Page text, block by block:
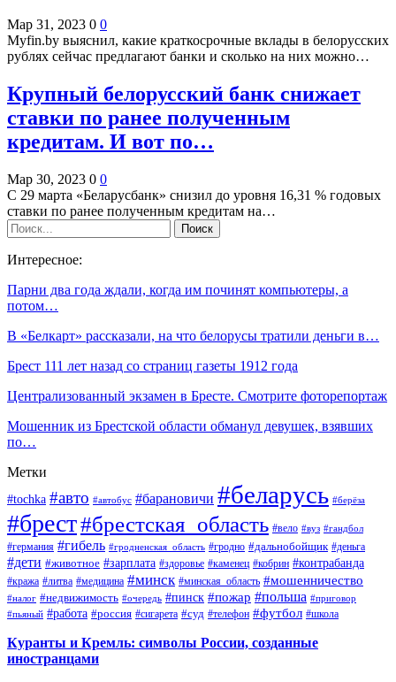
Мар 31, 2023 0 0
Myfin.by выяснил, какие краткосрочные вклады в белорусских
рублях сейчас предлагают банки и сколько на них можно…
Крупный белорусский банк снижает
ставки по ранее полученным
кредитам. И вот по…
Мар 30, 2023 0 0
С 29 марта «Беларусбанк» снизил до уровня 16,31 % годовых
ставки по ранее полученным кредитам на…
Интересное:
Парни два года ждали, когда им починят компьютеры, а
потом…
В «Белкарт» рассказали, на что белорусы тратили деньги в…
Брест 111 лет назад со страниц газеты 1912 года
Централизованный экзамен в Бресте. Смотрите фоторепортаж
Мошенник из Брестской области обманул девушек, взявших
по…
Метки
#tochka #авто #автобус #барановичи #беларусь #берёза
#брест#брестская_область #вело #вуз #гандбол
#германия #гибель #гродненская_область #гродно #дальнобойщик #деньга
#дети #животное #зарплата #здоровье #каменец #кобрин #контрабанда
#кража #литва #медицина #минск #минская_область #мошенничество
#налог #недвижимость #очередь #пинск #пожар #польша #приговор
#пьяный #работа #россия #сигарета #суд #телефон #футбол #школа
Куранты и Кремль: символы России, созданные
иностранцами